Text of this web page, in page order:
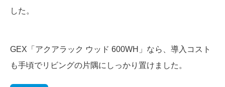
した。
GEX「アクアラック ウッド 600WH」なら、導入コスト
も手頃でリビングの片隅にしっかり置けました。